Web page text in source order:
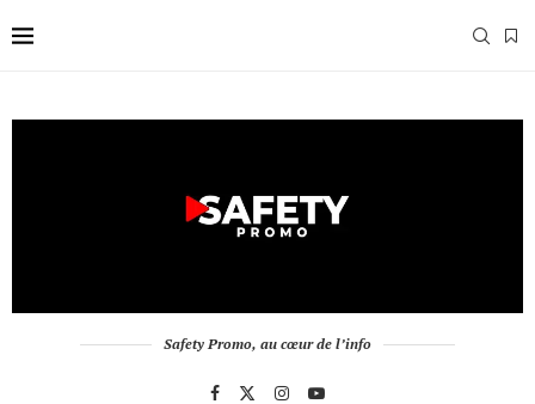
Safety Promo, au cœur de l’info